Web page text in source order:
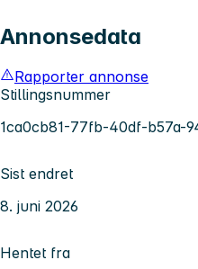
Annonsedata
Rapporter annonse
Stillingsnummer
1ca0cb81-77fb-40df-b57a-
Sist endret
8. juni 2026
Hentet fra